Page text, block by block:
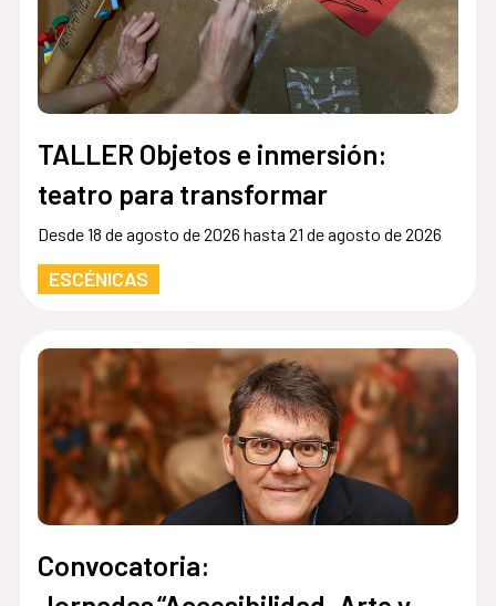
TALLER Objetos e inmersión:
teatro para transformar
Desde 18 de agosto de 2026 hasta 21 de agosto de 2026
ESCÉNICAS
Convocatoria: